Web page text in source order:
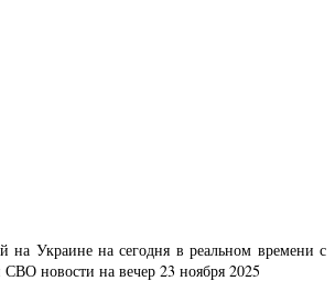
на Украине на сегодня в реальном времени с
новости на вечер 23 ноября 2025